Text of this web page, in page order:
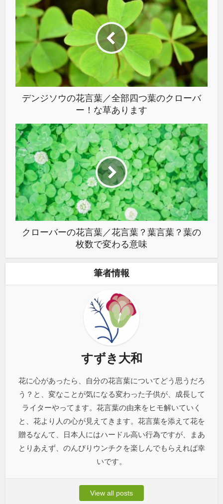
デンジソウの花言葉／全部四つ葉のクローバ
ー！な草あります
クローバーの花言葉／花言葉？葉言葉？葉の
枚数で変わる意味
筆者情報
すずき大和
花に心があったら、自分の花言葉についてどう思うだろ
う？と、変なことが気になる変わった子供が、成長して
ライターやってます。花言葉の由来をヒモ解いていく
と、花より人の心が見えてきます。花言葉を添えて花を
贈るなんて、日本人にはハードル高い行為ですが、まあ
とりあえず、のんびりウンチクを楽しんでもらえれば幸
いです。
View all posts